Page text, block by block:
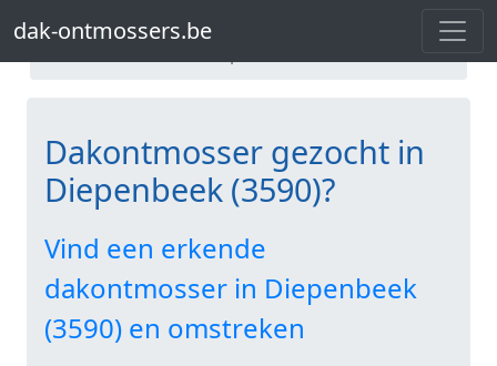
dak-ontmossers.be
dak-ontmossers.be
Dakontmosser gezocht in
Diepenbeek (3590)?
Vind een erkende
dakontmosser in Diepenbeek
(3590) en omstreken